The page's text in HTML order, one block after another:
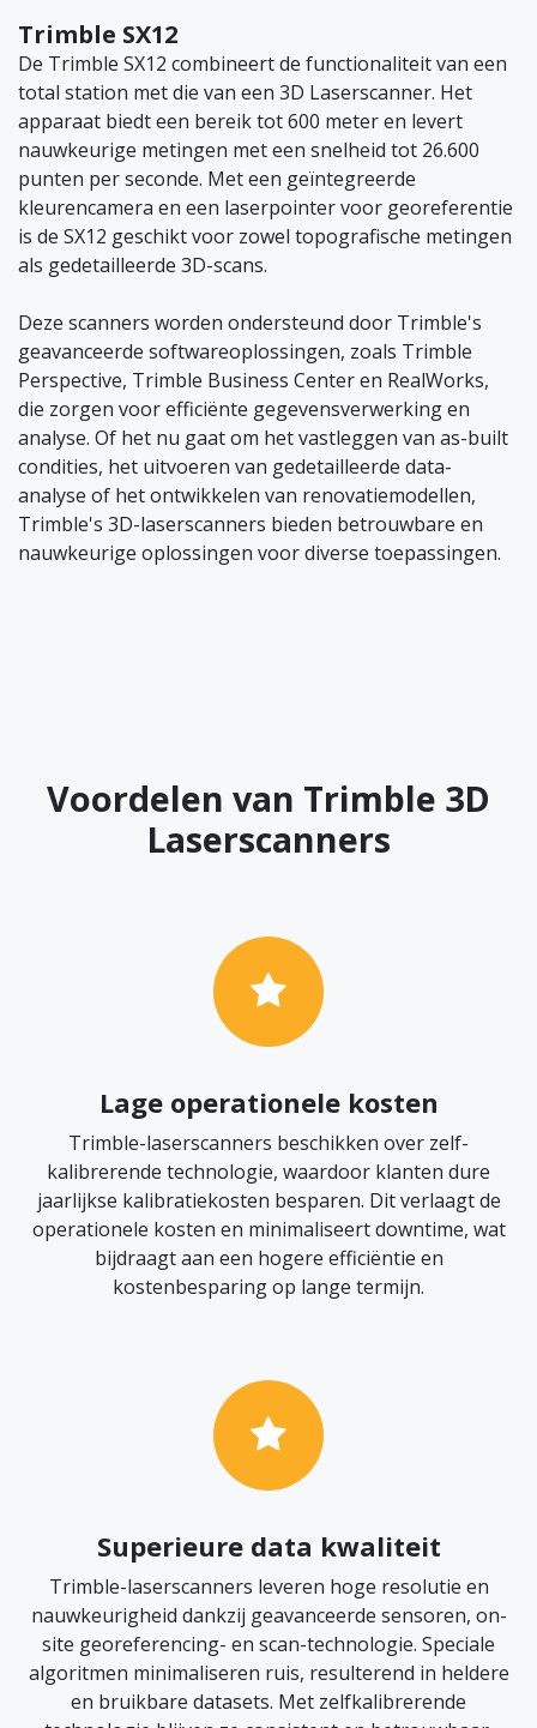
Trimble SX12
De Trimble SX12 combineert de functionaliteit van een
total station met die van een 3D Laserscanner. Het
apparaat biedt een bereik tot 600 meter en levert
nauwkeurige metingen met een snelheid tot 26.600
punten per seconde. Met een geïntegreerde
kleurencamera en een laserpointer voor georeferentie
is de SX12 geschikt voor zowel topografische metingen
als gedetailleerde 3D-scans.
Deze scanners worden ondersteund door Trimble's
geavanceerde softwareoplossingen, zoals Trimble
Perspective, Trimble Business Center en RealWorks,
die zorgen voor efficiënte gegevensverwerking en
analyse. Of het nu gaat om het vastleggen van as-built
condities, het uitvoeren van gedetailleerde data-
analyse of het ontwikkelen van renovatiemodellen,
Trimble's 3D-laserscanners bieden betrouwbare en
nauwkeurige oplossingen voor diverse toepassingen.
Voordelen van Trimble 3D
Laserscanners
Lage operationele kosten
Trimble-laserscanners beschikken over zelf-
kalibrerende technologie, waardoor klanten dure
jaarlijkse kalibratiekosten besparen. Dit verlaagt de
operationele kosten en minimaliseert downtime, wat
bijdraagt aan een hogere efficiëntie en
kostenbesparing op lange termijn.
Superieure data kwaliteit
Trimble-laserscanners leveren hoge resolutie en
nauwkeurigheid dankzij geavanceerde sensoren, on-
site georeferencing- en scan-technologie. Speciale
algoritmen minimaliseren ruis, resulterend in heldere
en bruikbare datasets. Met zelfkalibrerende